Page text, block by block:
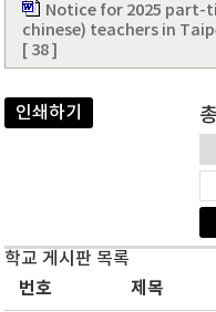
Notice for 2025 part-
chinese) teachers in
[ 38 ]
인쇄하기
학교 게시판 목록
번호 제목